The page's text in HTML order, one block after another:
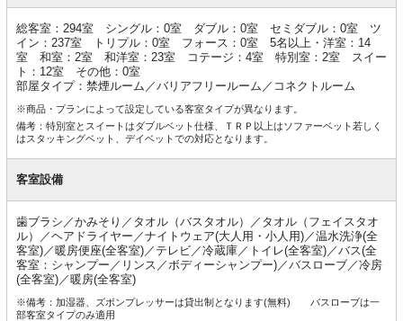
総客室：294室 シングル：0室 ダブル：0室 セミダブル：0室 ツ
イン：237室 トリプル：0室 フォース：0室 5名以上・洋室：14
室 和室：2室 和洋室：23室 コテージ：4室 特別室：2室 スイー
ト：12室 その他：0室
部屋タイプ：禁煙ルーム／バリアフリールーム／コネクトルーム
※商品・プランによって設定している客室タイプが異なります。
備考：特別室とスイートはダブルベット仕様、ＴＲＰ以上はソファーベット若しく
はスタッキングベット、デイベットでの対応となります。
客室設備
歯ブラシ／かみそり／タオル（バスタオル）／タオル（フェイスタオ
ル）／ヘアドライヤー／ナイトウェア(大人用・小人用)／温水洗浄(全
客室)／暖房便座(全客室)／テレビ／冷蔵庫／トイレ(全客室)／バス(全
客室：シャンプー／リンス／ボディーシャンプー)／バスローブ／冷房
(全客室)／暖房(全客室)
※備考：加湿器、ズボンプレッサーは貸出制となります(無料) バスローブは一
部客室タイプのみ適用